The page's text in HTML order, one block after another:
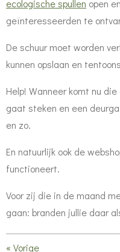
ecologische spullen open
geïnteresseerden te
De schuur moet worden
kunnen opslaan en
Help! Wanneer komt nu
gaat steken en een
en zo.
En natuurlijk ook de
functioneert.
Voor zij die in de maand
gaan: branden jullie daar
« Vorige